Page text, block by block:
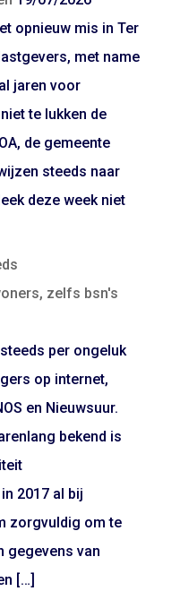
opnieuw mis in Ter
met name
jaren voor
te lukken de
de gemeente
steeds naar
deze week niet
zelfs bsn's
per ongeluk
op internet,
en Nieuwsuur.
bekend is
2017 al bij
zorgvuldig om te
gegevens van
[…]